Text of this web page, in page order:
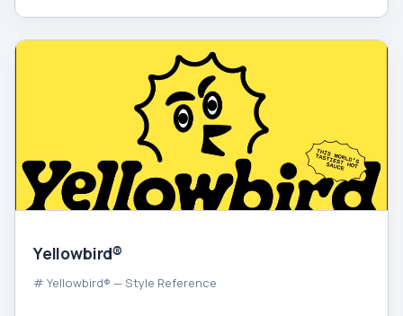
Yellowbird®
# Yellowbird® — Style Reference